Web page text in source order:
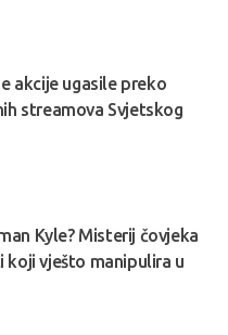
akcije ugasile preko
streamova Svjetskog
Kyle? Misterij čovjeka
koji vješto manipulira u